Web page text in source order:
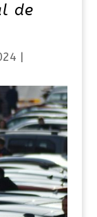
de
|